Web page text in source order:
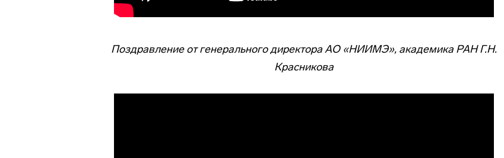
Поздравление от генерального директора АО «НИИМЭ», академика РАН Г.Н.
Красникова